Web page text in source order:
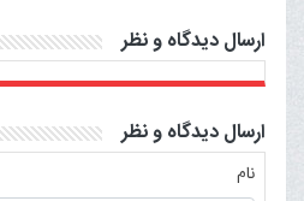
ارسال دیدگاه و نظر
ارسال دیدگاه و نظر
نام